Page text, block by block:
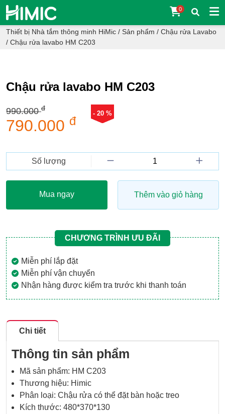
0
Thiết bị Nhà tắm thông minh HiMic / Sản phẩm / Chậu rửa Lavabo
/ Chậu rửa lavabo HM C203
Chậu rửa lavabo HM C203
990.000đ
790.000 đ
- 20 %
Số lượng
Mua ngay Thêm vào giỏ hàng
CHƯƠNG TRÌNH ƯU ĐÃI
Miễn phí lắp đặt
Miễn phí vận chuyển
Nhận hàng được kiểm tra trước khi thanh toán
Chi tiết
Thông tin sản phẩm
Mã sản phẩm: HM C203
Thương hiệu: Himic
Phân loại: Chậu rửa có thể đặt bàn hoặc treo
Kích thước: 480*370*130